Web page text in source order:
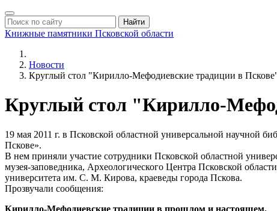
Найти
Книжные памятники Псковской области
Новости
Круглый стол "Кирилло-Мефодиевские традиции в
Круглый стол "Кирилло-
19 мая 2011 г. в Псковской областной универсальной научной
Пскове».
В нем приняли участие сотрудники Псковской областной
музея-заповедника, Археологического Центра Псковской
университета им. С. М. Кирова, краеведы города Пскова.
Прозвучали сообщения:
Кирилло-Мефодиевские традиции в прошлом и настоящем.